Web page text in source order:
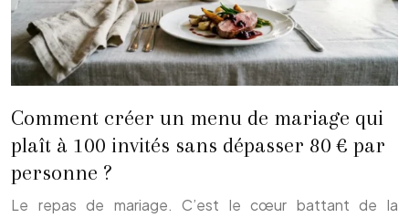
Comment créer un menu de mariage qui
plaît à 100 invités sans dépasser 80 € par
personne ?
Le repas de mariage. C’est le cœur battant de la